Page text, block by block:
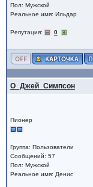
Пол: Мужской
Реальное имя: Ильдар
Репутация: 0
О_Джей_Симпсон
Пионер
Группа: Пользователи
Сообщений: 57
Пол: Мужской
Реальное имя: Денис